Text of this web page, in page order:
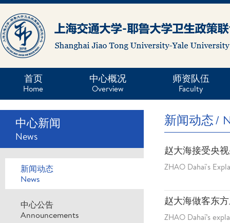
首页
Home
中心概况
Overview
师资队伍
Faculty
中心新闻
News
新闻动态
News
中心公告
Announcements
新闻动态/
赵大海接受央
ZHAO Dahai's
赵大海做客东
ZHAO Dahai’s